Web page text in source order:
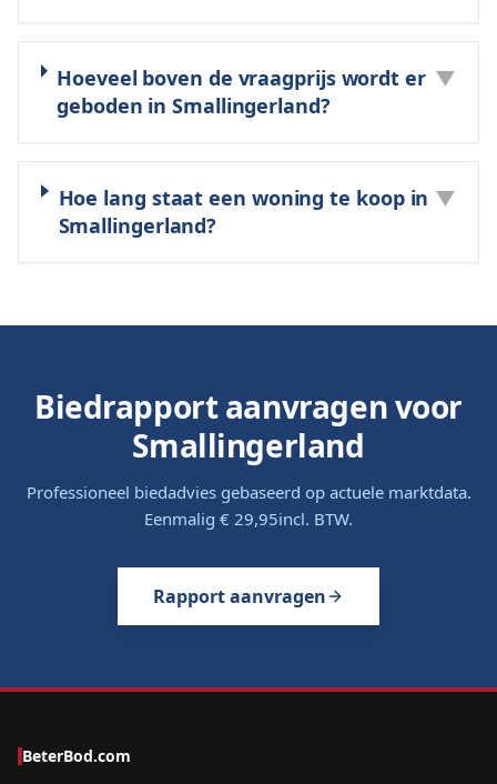
Hoeveel boven de vraagprijs wordt er
geboden in Smallingerland?
▼
Hoe lang staat een woning te koop in
Smallingerland?
▼
Biedrapport aanvragen voor
Smallingerland
Professioneel biedadvies gebaseerd op actuele marktdata.
Eenmalig € 29,95incl. BTW.
Rapport aanvragen
BeterBod.com